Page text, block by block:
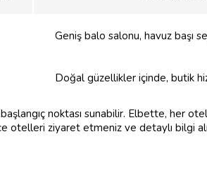
Geniş balo salonu, havuz başı
Doğal güzellikler içinde, butik
başlangıç noktası sunabilir. Elbette, her
otelleri ziyaret etmeniz ve detaylı bilgi